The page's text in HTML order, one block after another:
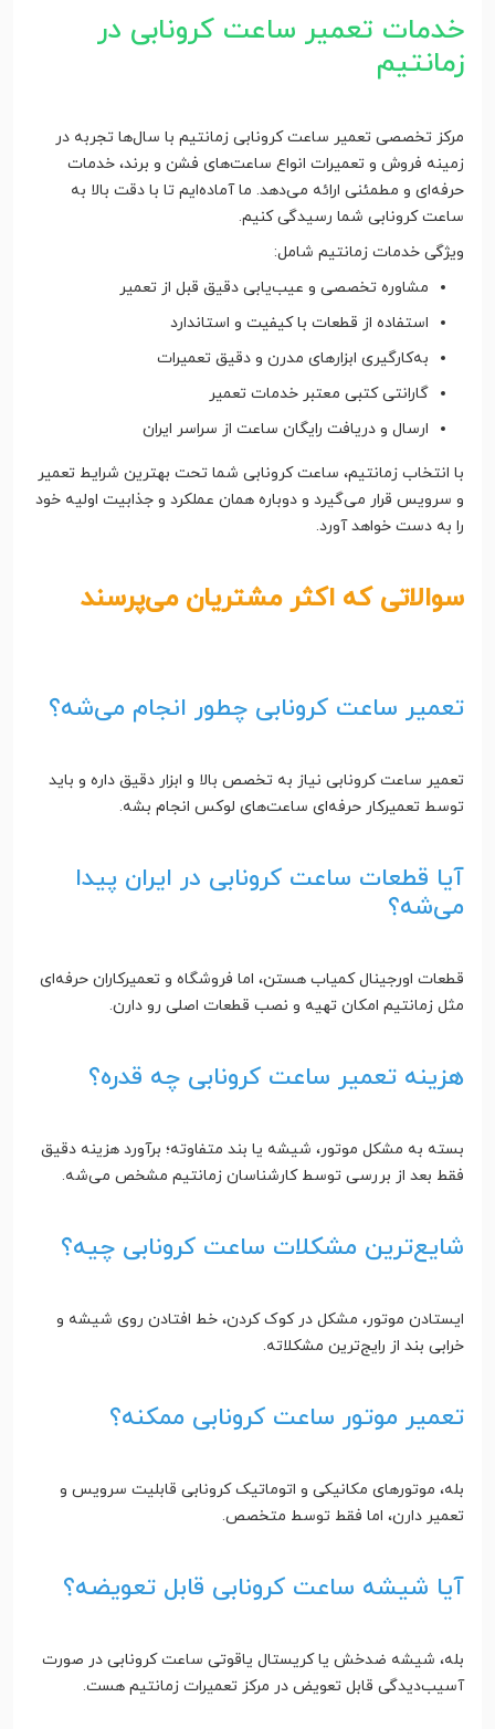
خدمات تعمیر ساعت کرونابی در
زمانتیم
مرکز تخصصی تعمیر ساعت کرونابی زمانتیم با سال‌ها تجربه در
زمینه فروش و تعمیرات انواع ساعت‌های فشن و برند، خدمات
حرفه‌ای و مطمئنی ارائه می‌دهد. ما آماده‌ایم تا با دقت بالا به
ساعت کرونابی شما رسیدگی کنیم.
ویژگی خدمات زمانتیم شامل:
مشاوره تخصصی و عیب‌یابی دقیق قبل از تعمیر
استفاده از قطعات با کیفیت و استاندارد
به‌کارگیری ابزارهای مدرن و دقیق تعمیرات
گارانتی کتبی معتبر خدمات تعمیر
ارسال و دریافت رایگان ساعت از سراسر ایران
با انتخاب زمانتیم، ساعت کرونابی شما تحت بهترین شرایط تعمیر
و سرویس قرار می‌گیرد و دوباره همان عملکرد و جذابیت اولیه خود
را به دست خواهد آورد.
سوالاتی که اکثر مشتریان می‌پرسند
تعمیر ساعت کرونابی چطور انجام می‌شه؟
تعمیر ساعت کرونابی نیاز به تخصص بالا و ابزار دقیق داره و باید
توسط تعمیرکار حرفه‌ای ساعت‌های لوکس انجام بشه.
آیا قطعات ساعت کرونابی در ایران پیدا
می‌شه؟
قطعات اورجینال کمیاب هستن، اما فروشگاه و تعمیرکاران حرفه‌ای
مثل زمانتیم امکان تهیه و نصب قطعات اصلی رو دارن.
هزینه تعمیر ساعت کرونابی چه قدره؟
بسته به مشکل موتور، شیشه یا بند متفاوته؛ برآورد هزینه دقیق
فقط بعد از بررسی توسط کارشناسان زمانتیم مشخص می‌شه.
شایع‌ترین مشکلات ساعت کرونابی چیه؟
ایستادن موتور، مشکل در کوک کردن، خط افتادن روی شیشه و
خرابی بند از رایج‌ترین مشکلاته.
تعمیر موتور ساعت کرونابی ممکنه؟
بله، موتورهای مکانیکی و اتوماتیک کرونابی قابلیت سرویس و
تعمیر دارن، اما فقط توسط متخصص.
آیا شیشه ساعت کرونابی قابل تعویضه؟
بله، شیشه ضدخش یا کریستال یاقوتی ساعت کرونابی در صورت
آسیب‌دیدگی قابل تعویض در مرکز تعمیرات زمانتیم هست.